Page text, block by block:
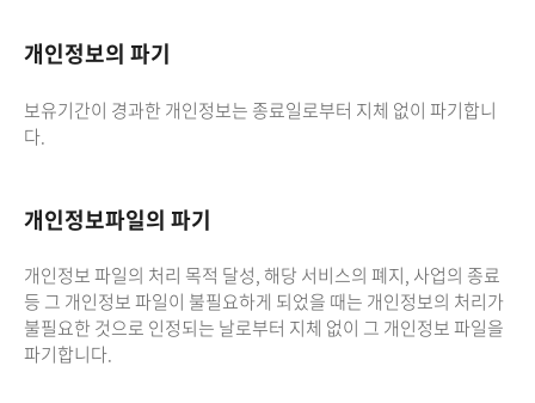
개인정보의 파기
보유기간이 경과한 개인정보는 종료일로부터 지체 없이 파기합니
다.
개인정보파일의 파기
개인정보 파일의 처리 목적 달성, 해당 서비스의 폐지, 사업의 종료
등 그 개인정보 파일이 불필요하게 되었을 때는 개인정보의 처리가
불필요한 것으로 인정되는 날로부터 지체 없이 그 개인정보 파일을
파기합니다.